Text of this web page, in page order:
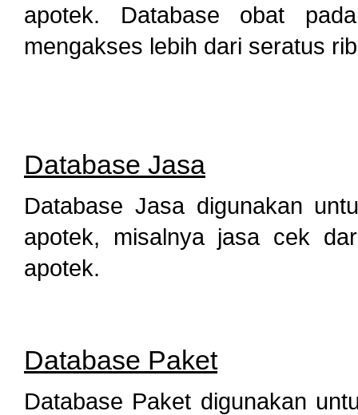
apotek. Database obat
mengakses lebih dari seratus
Database Jasa
Database Jasa digunakan
apotek, misalnya jasa cek
apotek.
Database Paket
Database Paket digunakan